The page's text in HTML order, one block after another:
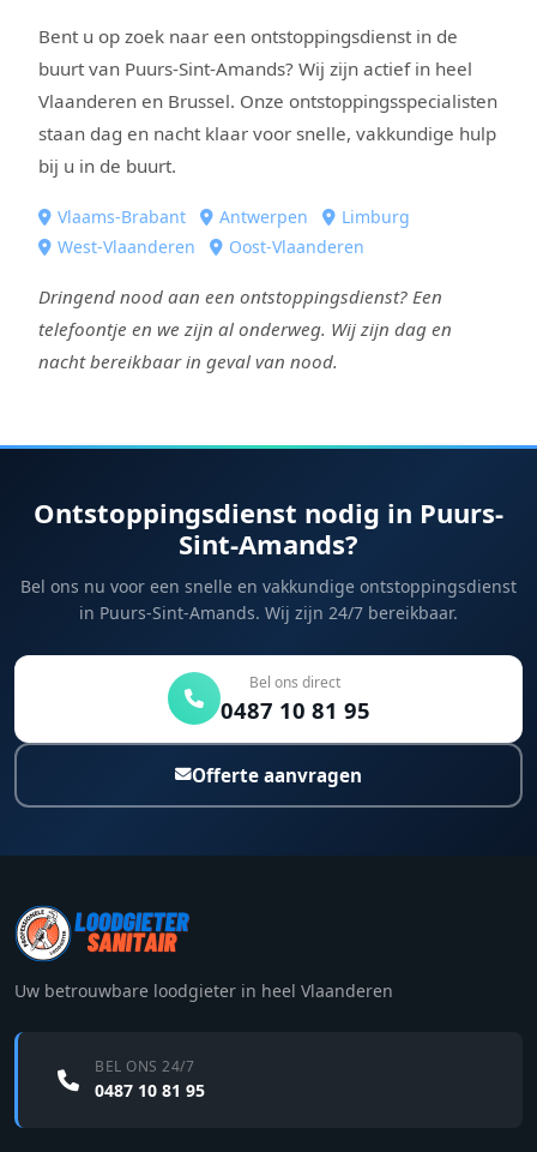
Bent u op zoek naar een ontstoppingsdienst in de
buurt van Puurs-Sint-Amands? Wij zijn actief in heel
Vlaanderen en Brussel. Onze ontstoppingsspecialisten
staan dag en nacht klaar voor snelle, vakkundige hulp
bij u in de buurt.
Vlaams-Brabant Antwerpen
Limburg
West-Vlaanderen
Oost-Vlaanderen
Dringend nood aan een ontstoppingsdienst? Een
telefoontje en we zijn al onderweg. Wij zijn dag en
nacht bereikbaar in geval van nood.
Ontstoppingsdienst nodig in Puurs-
Sint-Amands?
Bel ons nu voor een snelle en vakkundige ontstoppingsdienst
in Puurs-Sint-Amands. Wij zijn 24/7 bereikbaar.
Bel ons direct
0487 10 81 95
Offerte aanvragen
Uw betrouwbare loodgieter in heel Vlaanderen
BEL ONS 24/7
0487 10 81 95